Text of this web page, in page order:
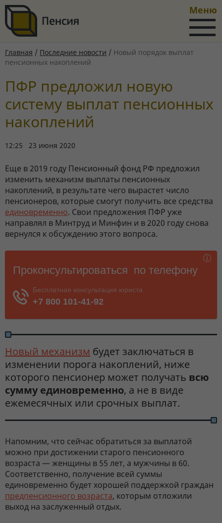
Меню
Главная / Последние новости / Новый порядок выплат
пенсионных накоплений
ПФР предложил новую
систему выплат пенсионных
накоплений
12:25 23 июня 2020
Еще в 2019 году Пенсионный фонд РФ предложил
изменить механизм выплаты пенсионных
накоплений, в результате чего вырастет число
пенсионеров, которые смогут получить все средства
единовременно. Свои предложения ПФР уже
направлял в Минтруд и Минфин и в 2020 году снова
вернулся к обсуждению этого вопроса.
Новый механизм будет заключаться в
изменении порога накоплений, ниже
которого пенсионер может получать всю
сумму единовременно, а не в виде
ежемесячных или срочных выплат.
Напомним, что сейчас обратиться за выплатой
можно при достижении старого пенсионного
возраста — женщины в 55 лет, а мужчины в 60.
Соответственно, получение всей суммы
единовременно будет хорошей поддержкой граждан
предпенсионного возраста, которым отложили
выход на заслуженный отдых.